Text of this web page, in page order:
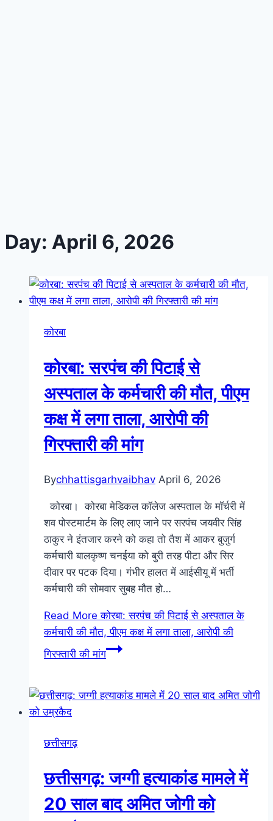
Day: April 6, 2026
कोरबा
कोरबा: सरपंच की पिटाई से
अस्पताल के कर्मचारी की मौत, पीएम
कक्ष में लगा ताला, आरोपी की
गिरफ्तारी की मांग
Bychhattisgarhvaibhav April 6, 2026
कोरबा। कोरबा मेडिकल कॉलेज अस्पताल के मॉर्चरी में
शव पोस्टमार्टम के लिए लाए जाने पर सरपंच जयवीर सिंह
ठाकुर ने इंतजार करने को कहा तो तैश में आकर बुजुर्ग
कर्मचारी बालकृष्ण चनईया को बुरी तरह पीटा और सिर
दीवार पर पटक दिया। गंभीर हालत में आईसीयू में भर्ती
कर्मचारी की सोमवार सुबह मौत हो…
Read More कोरबा: सरपंच की पिटाई से अस्पताल के
कर्मचारी की मौत, पीएम कक्ष में लगा ताला, आरोपी की
गिरफ्तारी की मांग
छत्तीसगढ़
छत्तीसगढ़: जग्गी हत्याकांड मामले में
20 साल बाद अमित जोगी को